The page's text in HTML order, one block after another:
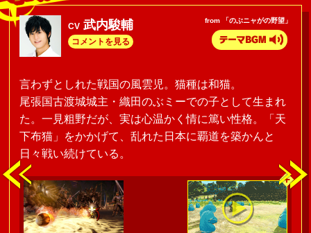
CV武内駿輔
コメントを見る
from 「のぶニャがの野望」
言わずとしれた戦国の風雲児。猫種は和猫。
尾張国古渡城城主・織田のぶミーでの子として生まれ
た。一見粗野だが、実は心温かく情に篤い性格。「天
下布猫」をかかげて、乱れた日本に覇道を築かんと
日々戦い続けている。